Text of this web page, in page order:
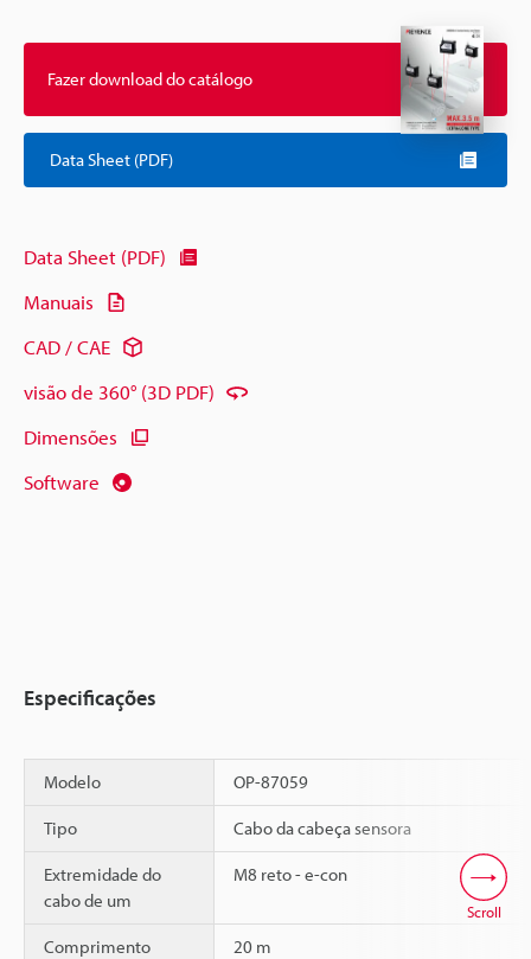
Fazer download do catálogo
Data Sheet (PDF)
Data Sheet (PDF)
Manuais
CAD / CAE
visão de 360° (3D PDF)
Dimensões
Software
Especificações
Modelo OP-87059
Tipo Cabo da cabeça sensora
Extremidade do
cabo de um
M8 reto - e-con
Comprimento 20 m
Scroll